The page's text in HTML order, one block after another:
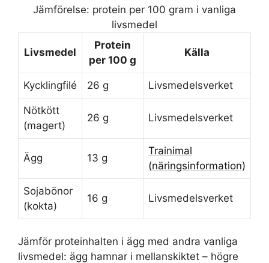
Jämförelse: protein per 100 gram i vanliga
livsmedel
Livsmedel
Protein
per 100 g
Källa
Kycklingfilé 26 g Livsmedelsverket
Nötkött
(magert)
26 g Livsmedelsverket
Ägg 13 g
Trainimal
(näringsinformation)
Sojabönor
(kokta)
16 g Livsmedelsverket
Jämför proteinhalten i ägg med andra vanliga
livsmedel: ägg hamnar i mellanskiktet – högre